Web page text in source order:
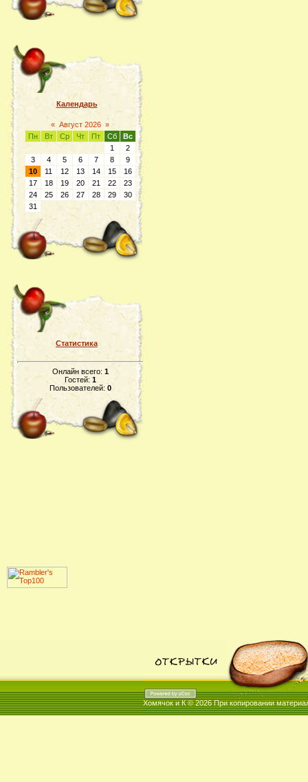
Календарь
« Август 2026 »
Пн
Вт Ср Чт Пт Сб
Вс
1
2
3
4 5 6 7 8
9
10
11 12 13 14 15
16
17
18 19 20 21 22
23
24
25 26 27 28 29
30
31
Статистика
Онлайн всего: 1
Гостей: 1
Пользователей: 0
Хомячок и К © 2026При копировании